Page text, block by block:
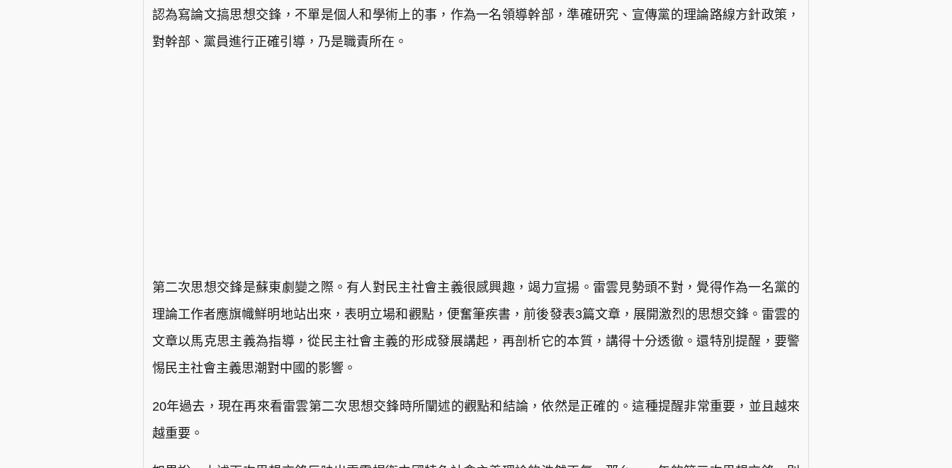
認為寫論文搞思想交鋒，不單是個人和學術上的事，作為一名領導幹部，準確研究、宣傳黨的理論路線方針政策，
對幹部、黨員進行正確引導，乃是職責所在。
第二次思想交鋒是蘇東劇變之際。有人對民主社會主義很感興趣，竭力宣揚。雷雲見勢頭不對，覺得作為一名黨的
理論工作者應旗幟鮮明地站出來，表明立場和觀點，便奮筆疾書，前後發表3篇文章，展開激烈的思想交鋒。雷雲的
文章以馬克思主義為指導，從民主社會主義的形成發展講起，再剖析它的本質，講得十分透徹。還特別提醒，要警
惕民主社會主義思潮對中國的影響。
20年過去，現在再來看雷雲第二次思想交鋒時所闡述的觀點和結論，依然是正確的。這種提醒非常重要，並且越來
越重要。